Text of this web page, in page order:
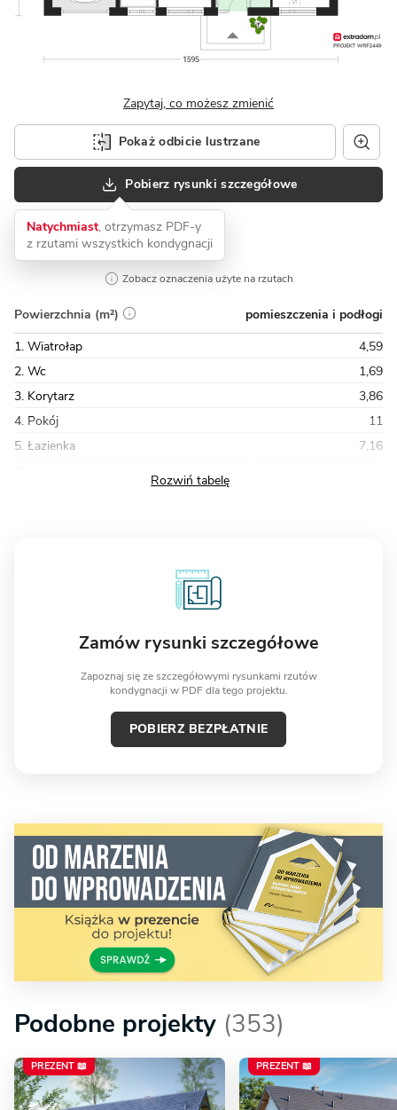
Zapytaj, co możesz zmienić
Pokaż odbicie lustrzane
Pobierz rysunki szczegółowe
Natychmiast, otrzymasz PDF-y
z rzutami wszystkich kondygnacji
Zobacz oznaczenia użyte na rzutach
Powierzchnia (m²)
pomieszczenia i podłogi
1. Wiatrołap
4,59
2. Wc
1,69
3. Korytarz
3,86
4. Pokój
11
5. Łazienka
7,16
Zamów rysunki szczegółowe
Zapoznaj się ze szczegółowymi rysunkami rzutów
kondygnacji w PDF dla tego projektu.
POBIERZ BEZPŁATNIE
Podobne projekty (353)
PREZENT 📖 PREZENT 📖